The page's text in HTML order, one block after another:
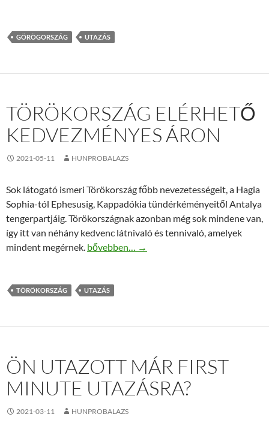
GÖRÖGORSZÁG UTAZÁS
TÖRÖKORSZÁG ELÉRHETŐ
KEDVEZMÉNYES ÁRON
2021-05-11 HUNPROBALAZS
Sok látogató ismeri Törökország főbb nevezetességeit, a Hagia
Sophia-tól Ephesusig, Kappadókia tündérkéményeitől Antalya
tengerpartjáig. Törökországnak azonban még sok mindene van,
így itt van néhány kedvenc látnivaló és tennivaló, amelyek
mindent megérnek. Törökország elérhető kedvezményes áron
bővebben… →
TÖRÖKORSZÁG UTAZÁS
ÖN UTAZOTT MÁR FIRST
MINUTE UTAZÁSRA?
2021-03-11 HUNPROBALAZS